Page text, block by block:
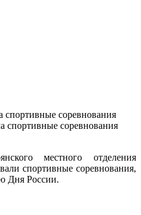
соревнования
местного отделения
спортивные соревнования,
Дня России.